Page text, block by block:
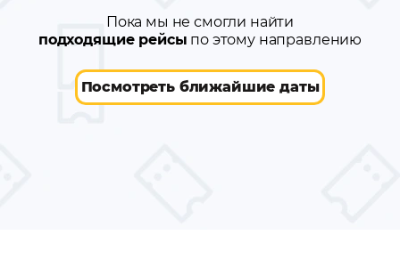
Пока мы не смогли найти
подходящие рейсы по этому направлению
Посмотреть ближайшие даты